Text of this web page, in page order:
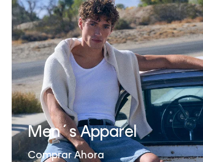
Men´s Apparel
Comprar Ahora